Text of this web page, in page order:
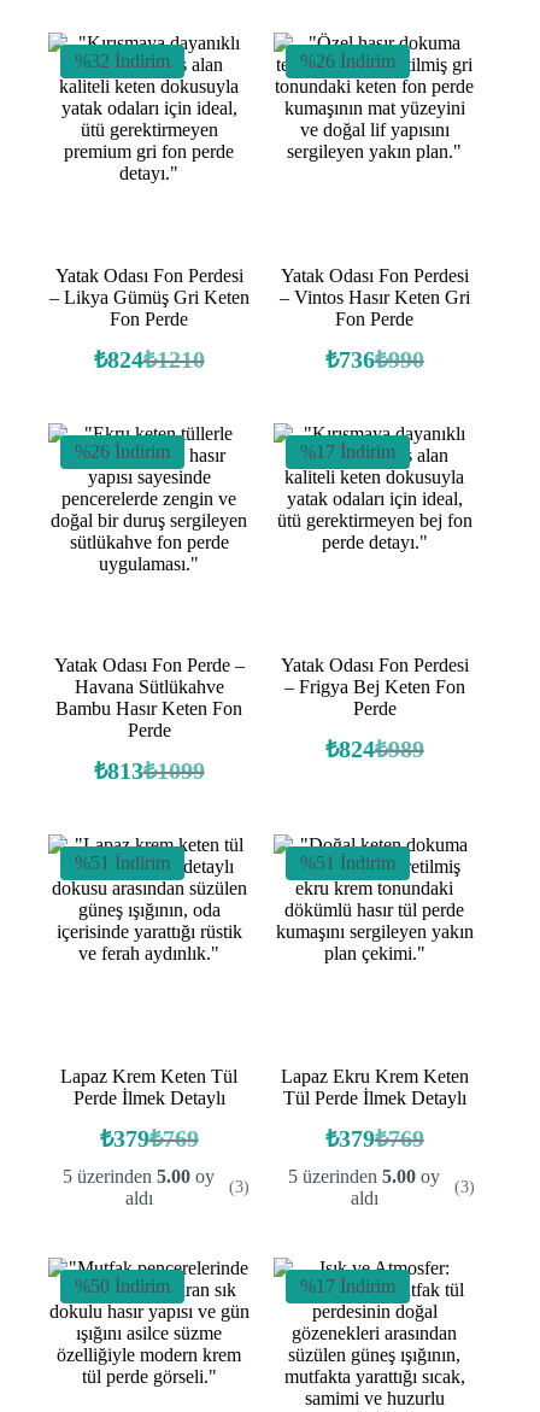
%32 İndirim
Yatak Odası Fon Perdesi
– Likya Gümüş Gri Keten
Fon Perde
₺1210
Orijinal
₺824 Şu
₺824.
%26 İndirim
Yatak Odası Fon Perdesi
– Vintos Hasır Keten Gri
Fon Perde
₺990
Orijinal
₺736Şu
₺736.
%26 İndirim
Yatak Odası Fon Perde –
Havana Sütlükahve
Bambu Hasır Keten Fon
Perde
₺1099
Orijinal
₺813 Şu
₺813.
%17 İndirim
Yatak Odası Fon Perdesi
– Frigya Bej Keten Fon
Perde
₺989
Orijinal
₺824Şu
%51 İndirim
Lapaz Krem Keten Tül
Perde İlmek Detaylı
₺769
Orijinal
fiyat:
₺769.
₺379Şu
andaki
fiyat:
5 üzerinden5.00 oy
aldı
(3)
%51 İndirim
Lapaz Ekru Krem Keten
Tül Perde İlmek Detaylı
₺769
Orijinal
fiyat:
₺769.
₺379Şu
andaki
fiyat:
5 üzerinden5.00 oy
aldı
(3)
%50 İndirim %17 İndirim